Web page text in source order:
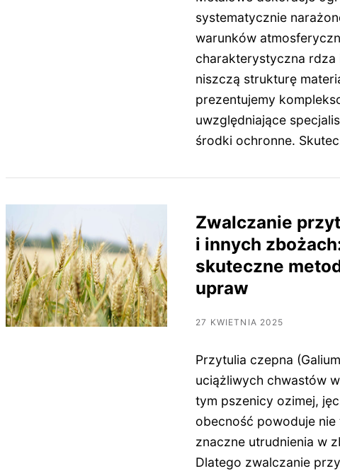
systematycznie
warunków
charakterystyczna rdza
niszczą strukturę
prezentujemy
uwzględniające
środki ochronne.
Zwalczanie
i innych
skuteczne
upraw
27 KWIETNIA 2025
Przytulia czepna
uciążliwych chwastów
tym pszenicy ozimej,
obecność powoduje
znaczne utrudnienia w
Dlatego zwalczanie